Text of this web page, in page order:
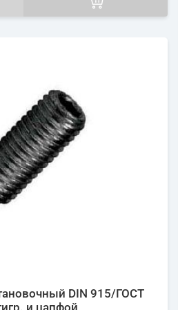
DIN 915/ГОСТ
и цапфой